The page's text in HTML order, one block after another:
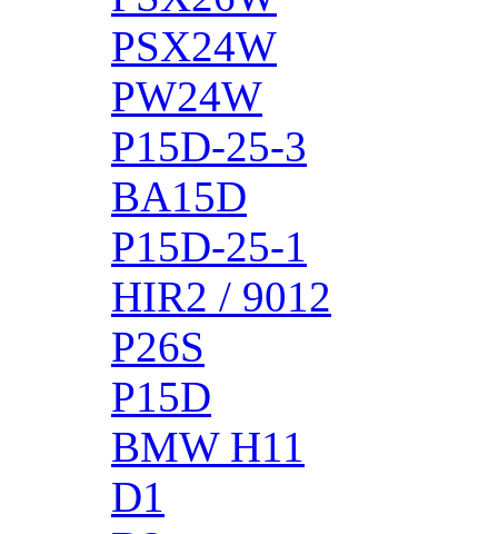
PSX24W
PW24W
P15D-25-3
BA15D
P15D-25-1
HIR2 / 9012
P26S
P15D
BMW H11
D1